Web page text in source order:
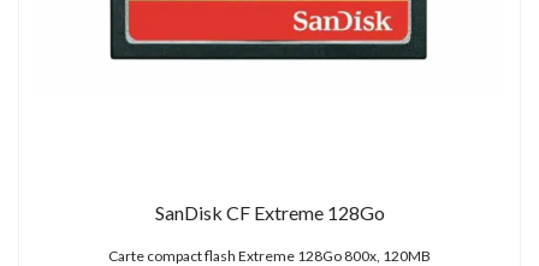
SanDisk CF Extreme 128Go
Carte compact flash Extreme 128Go 800x, 120MB